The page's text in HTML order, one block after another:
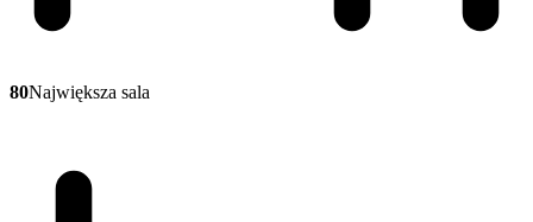
80Największa sala